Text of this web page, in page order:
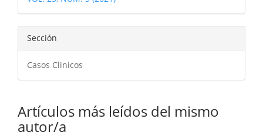
artículo
Sección
Casos Clinicos
Artículos más leídos del mismo
autor/a